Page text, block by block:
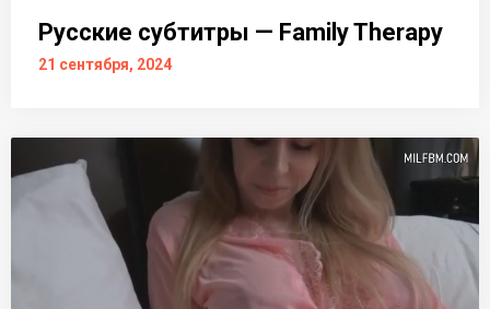
Русские субтитры — Family Therapy
21 сентября, 2024